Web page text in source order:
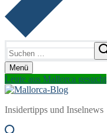
nach:
Menü
Leute aus Mallorca gesucht
Insidertipps und Inselnews